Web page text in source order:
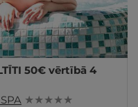
50€ vērtībā 4
★ ★ ★ ★ ★